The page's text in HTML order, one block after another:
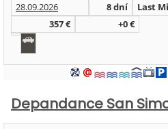
28.09.2026 8 dní
Last
357 €
+0 €
Depandance San